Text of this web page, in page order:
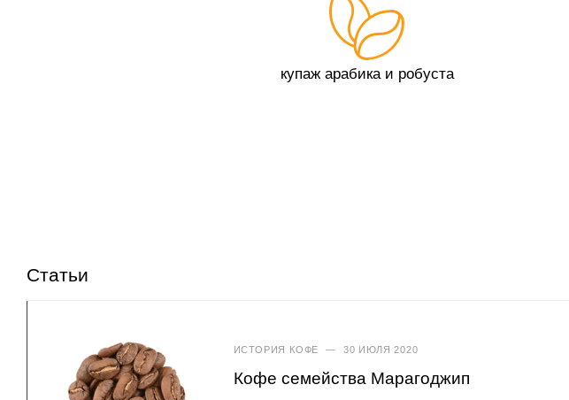
купаж арабика и робуста
Статьи
ИСТОРИЯ КОФЕ — 30 ИЮЛЯ 2020
Кофе семейства Марагоджип